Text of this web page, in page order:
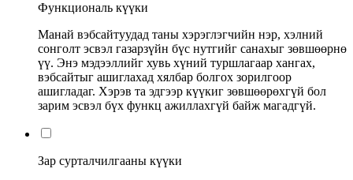
Функциональ күүки
Манай вэбсайтуудад таны хэрэглэгчийн нэр, хэлний
сонголт эсвэл газарзүйн бүс нутгийг санахыг зөвшөөрнө
үү. Энэ мэдээллийг хувь хүний ​​туршлагаар хангах,
вэбсайтыг ашиглахад хялбар болгох зорилгоор
ашигладаг. Хэрэв та эдгээр күүкиг зөвшөөрөхгүй бол
зарим эсвэл бүх функц ажиллахгүй байж магадгүй.
Зар сурталчилгааны күүки